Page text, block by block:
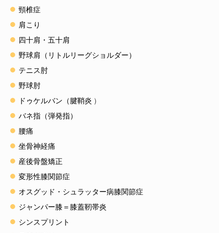
頸椎症
肩こり
四十肩・五十肩
野球肩（リトルリーグショルダー）
テニス肘
野球肘
ドゥケルバン（腱鞘炎 ）
バネ指（弾発指）
腰痛
坐骨神経痛
産後骨盤矯正
変形性膝関節症
オスグッド・シュラッター病膝関節症
ジャンパー膝＝膝蓋靭帯炎
シンスプリント